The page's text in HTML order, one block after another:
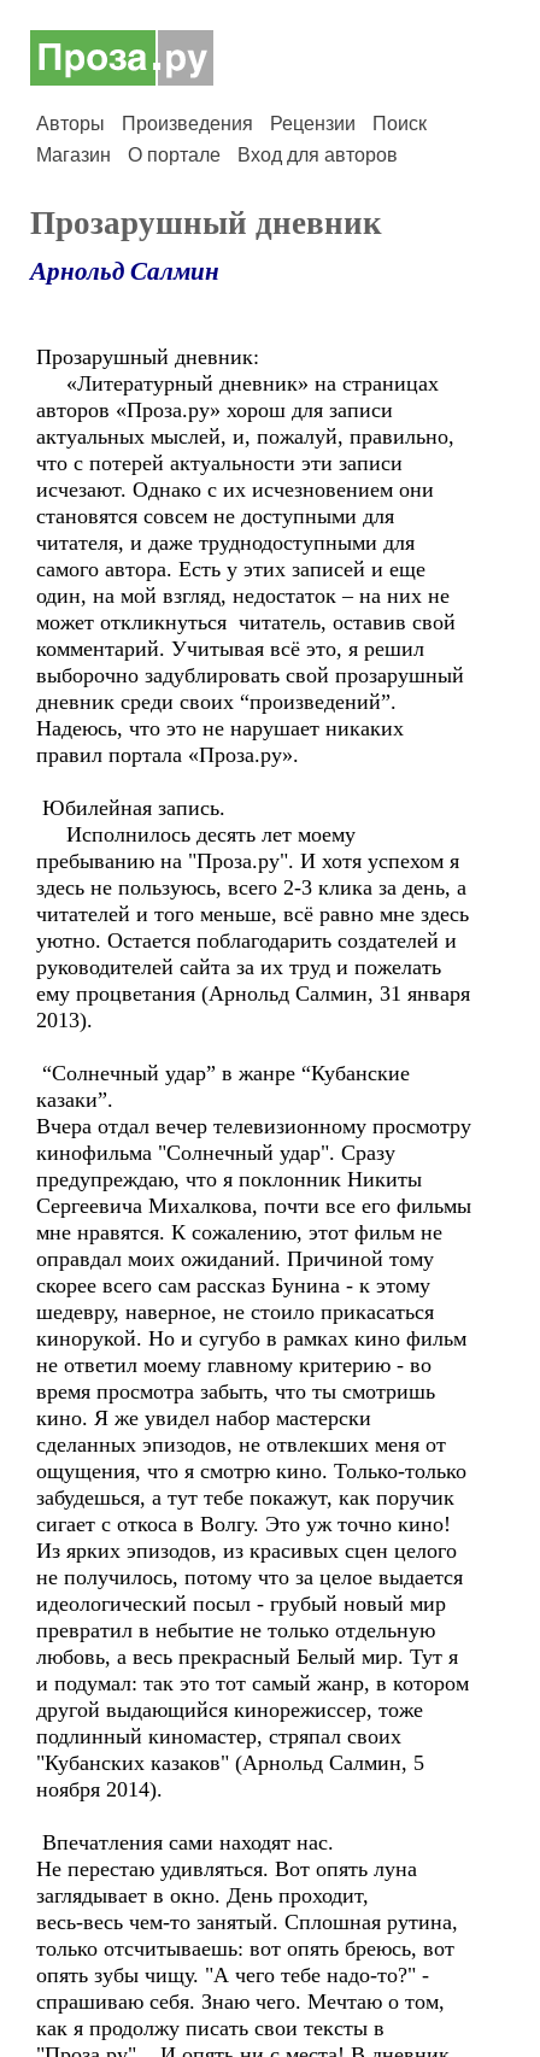
Авторы Произведения Рецензии
Поиск
Магазин
О портале Вход для авторов
Прозарушный дневник
Арнольд Салмин
Прозарушный дневник:
«Литературный дневник» на страницах
авторов «Проза.ру» хорош для записи
актуальных мыслей, и, пожалуй, правильно,
что с потерей актуальности эти записи
исчезают. Однако с их исчезновением они
становятся совсем не доступными для
читателя, и даже труднодоступными для
самого автора. Есть у этих записей и еще
один, на мой взгляд, недостаток – на них не
может откликнуться читатель, оставив свой
комментарий. Учитывая всё это, я решил
выборочно задублировать свой прозарушный
дневник среди своих “произведений”.
Надеюсь, что это не нарушает никаких
правил портала «Проза.ру».
Юбилейная запись.
Исполнилось десять лет моему
пребыванию на "Проза.ру". И хотя успехом я
здесь не пользуюсь, всего 2-3 клика за день, а
читателей и того меньше, всё равно мне здесь
уютно. Остается поблагодарить создателей и
руководителей сайта за их труд и пожелать
ему процветания (Арнольд Салмин, 31 января
2013).
“Солнечный удар” в жанре “Кубанские
казаки”.
Вчера отдал вечер телевизионному просмотру
кинофильма "Солнечный удар". Сразу
предупреждаю, что я поклонник Никиты
Сергеевича Михалкова, почти все его фильмы
мне нравятся. К сожалению, этот фильм не
оправдал моих ожиданий. Причиной тому
скорее всего сам рассказ Бунина - к этому
шедевру, наверное, не стоило прикасаться
кинорукой. Но и сугубо в рамках кино фильм
не ответил моему главному критерию - во
время просмотра забыть, что ты смотришь
кино. Я же увидел набор мастерски
сделанных эпизодов, не отвлекших меня от
ощущения, что я смотрю кино. Только-только
забудешься, а тут тебе покажут, как поручик
сигает с откоса в Волгу. Это уж точно кино!
Из ярких эпизодов, из красивых сцен целого
не получилось, потому что за целое выдается
идеологический посыл - грубый новый мир
превратил в небытие не только отдельную
любовь, а весь прекрасный Белый мир. Тут я
и подумал: так это тот самый жанр, в котором
другой выдающийся кинорежиссер, тоже
подлинный киномастер, стряпал своих
"Кубанских казаков" (Арнольд Салмин, 5
ноября 2014).
Впечатления сами находят нас.
Не перестаю удивляться. Вот опять луна
заглядывает в окно. День проходит,
весь-весь чем-то занятый. Сплошная рутина,
только отсчитываешь: вот опять бреюсь, вот
опять зубы чищу. "А чего тебе надо-то?" -
спрашиваю себя. Знаю чего. Мечтаю о том,
как я продолжу писать свои тексты в